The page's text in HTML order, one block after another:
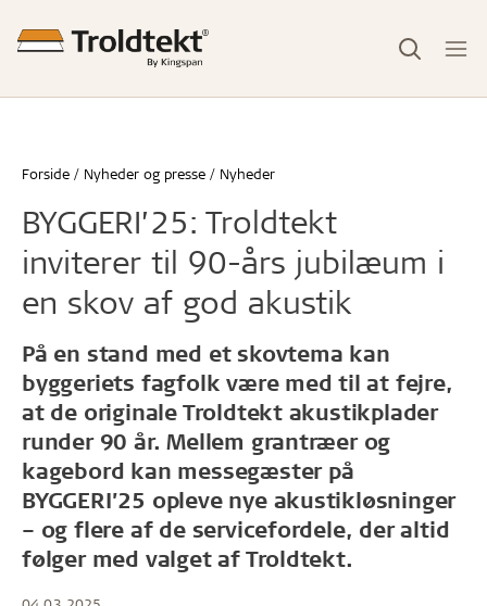
Forside Nyheder og presse Nyheder
BYGGERI’25: Troldtekt
inviterer til 90-års jubilæum i
en skov af god akustik
På en stand med et skovtema kan
byggeriets fagfolk være med til at fejre,
at de originale Troldtekt akustikplader
runder 90 år. Mellem grantræer og
kagebord kan messegæster på
BYGGERI’25 opleve nye akustikløsninger
– og flere af de servicefordele, der altid
følger med valget af Troldtekt.